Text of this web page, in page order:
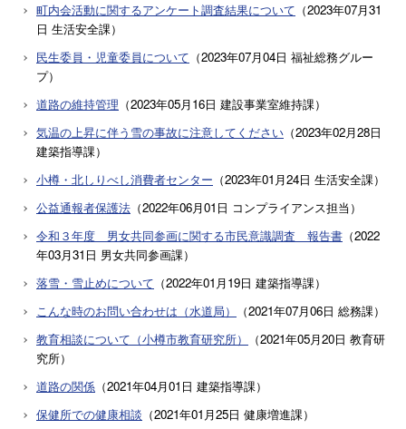
町内会活動に関するアンケート調査結果について （2023年07月31
日 生活安全課）
民生委員・児童委員について （2023年07月04日 福祉総務グルー
プ）
道路の維持管理 （2023年05月16日 建設事業室維持課）
気温の上昇に伴う雪の事故に注意してください （2023年02月28日
建築指導課）
小樽・北しりべし消費者センター （2023年01月24日 生活安全課）
公益通報者保護法 （2022年06月01日 コンプライアンス担当 ）
令和３年度 男女共同参画に関する市民意識調査 報告書 （2022
年03月31日 男女共同参画課）
落雪・雪止めについて （2022年01月19日 建築指導課）
こんな時のお問い合わせは（水道局）
（2021年07月06日 総務課）
教育相談について（小樽市教育研究所）
（2021年05月20日 教育研
究所）
道路の関係 （2021年04月01日 建築指導課）
保健所での健康相談 （2021年01月25日 健康増進課）